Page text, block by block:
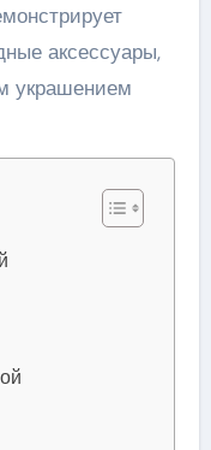
аксессуары,
украшением